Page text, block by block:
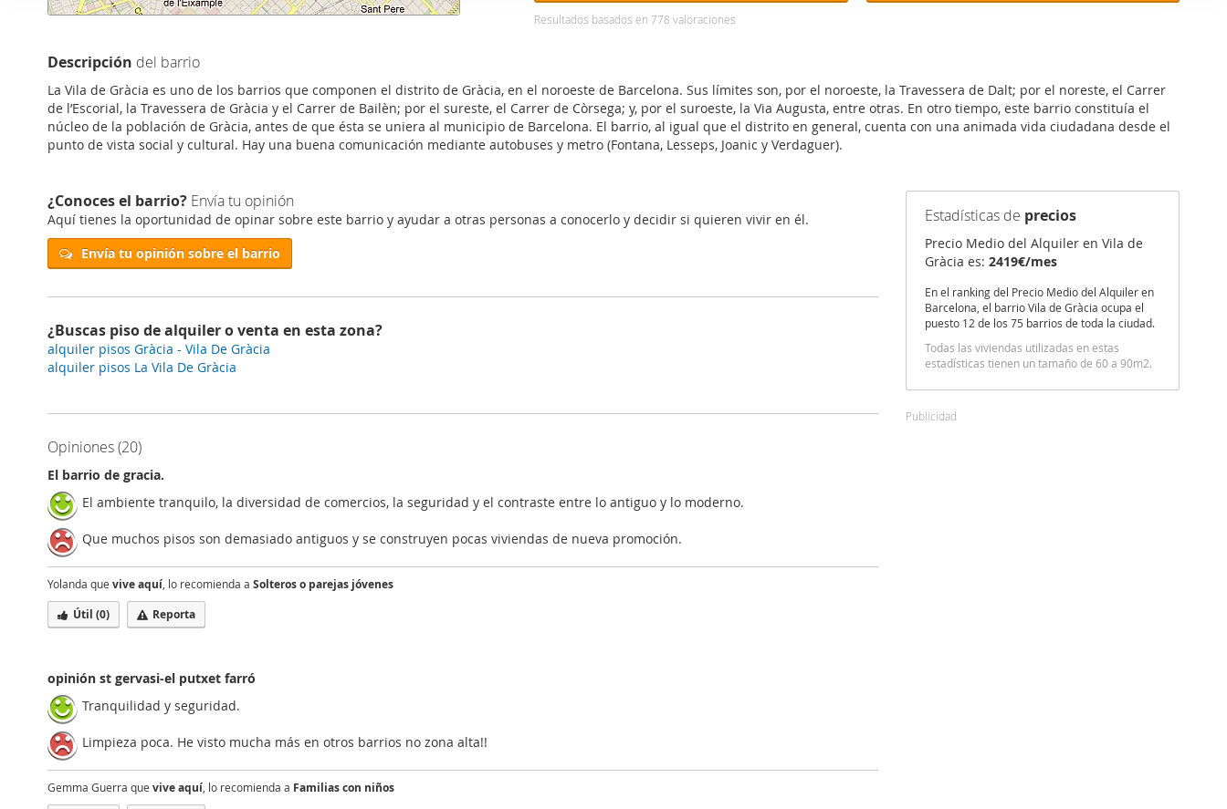
Las cookies de este sitio web se usan para personalizar el contenido y los anuncios, ofrecer funciones
que haya hecho de sus servicios.
e
c
o
n
e
n
t
i
e
n
Resultados basados en 778 valoraciones
Descripción del barrio
La Vila de Gràcia es uno de los barrios que componen el distrito de Gràcia, en el noroeste de Barcelona. Sus límites son, por el noroeste, la Travessera de Dalt; por el noreste, el Carrer
de l’Escorial, la Travessera de Gràcia y el Carrer de Bailèn; por el sureste, el Carrer de Còrsega; y, por el suroeste, la Via Augusta, entre otras. En otro tiempo, este barrio constituía el
núcleo de la población de Gràcia, antes de que ésta se uniera al municipio de Barcelona. El barrio, al igual que el distrito en general, cuenta con una animada vida ciudadana desde el
punto de vista social y cultural. Hay una buena comunicación mediante autobuses y metro (Fontana, Lesseps, Joanic y Verdaguer).
¿Conoces el barrio? Envía tu opinión
Aquí tienes la oportunidad de opinar sobre este barrio y ayudar a otras personas a conocerlo y decidir si quieren vivir en él.
Envía tu opinión sobre el barrio
¿Buscas piso de alquiler o venta en esta zona?
alquiler pisos Gràcia - Vila De Gràcia
alquiler pisos La Vila De Gràcia
Opiniones (20)
El barrio de gracia.
El ambiente tranquilo, la diversidad de comercios, la seguridad y el contraste entre lo antiguo y lo moderno.
Que muchos pisos son demasiado antiguos y se construyen pocas viviendas de nueva promoción.
Yolanda que vive aquí , lo recomienda a Solteros o parejas jóvenes
Útil (0) Reporta
opinión st gervasi-el putxet farró
Tranquilidad y seguridad.
Limpieza poca. He visto mucha más en otros barrios no zona alta!!
Gemma Guerra que vive aquí , lo recomienda a Familias con niños
Estadísticas de precios
Precio Medio del Alquiler en Vila de
Gràcia es: 2419€/mes
En el ranking del Precio Medio del Alquiler en
Barcelona, el barrio Vila de Gràcia ocupa el
puesto 12 de los 75 barrios de toda la ciudad.
Todas las viviendas utilizadas en estas
estadísticas tienen un tamaño de 60 a 90m2.
Publicidad